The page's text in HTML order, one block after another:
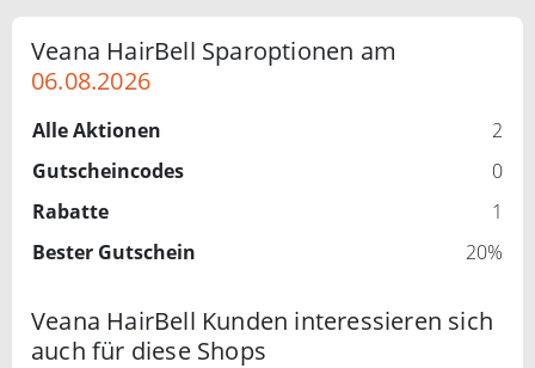
Veana HairBell Sparoptionen am
06.08.2026
Alle Aktionen
2
Gutscheincodes
0
Rabatte
1
Bester Gutschein
20%
Veana HairBell Kunden interessieren sich
auch für diese Shops